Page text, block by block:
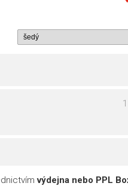
výdejna nebo PPL